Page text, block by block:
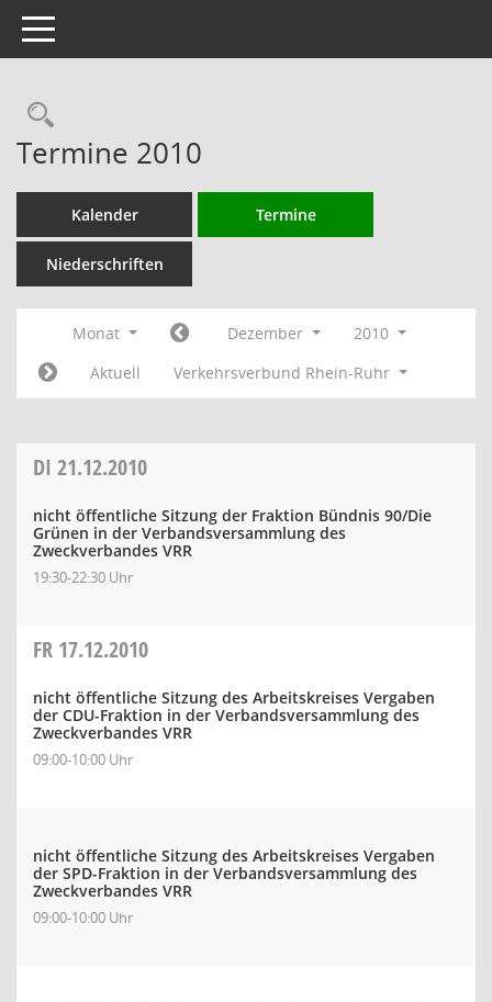
Toggle navigation
Rechercheauswahl
Termine 2010
Kalender Termine
Niederschriften
Monat Dezember
2010
Aktuell
Verkehrsverbund Rhein-Ruhr
DI 21.12.2010
nicht öffentliche Sitzung der Fraktion Bündnis 90/Die
Grünen in der Verbandsversammlung des
Zweckverbandes VRR
19:30-22:30 Uhr
FR 17.12.2010
nicht öffentliche Sitzung des Arbeitskreises Vergaben
der CDU-Fraktion in der Verbandsversammlung des
Zweckverbandes VRR
09:00-10:00 Uhr
nicht öffentliche Sitzung des Arbeitskreises Vergaben
der SPD-Fraktion in der Verbandsversammlung des
Zweckverbandes VRR
09:00-10:00 Uhr